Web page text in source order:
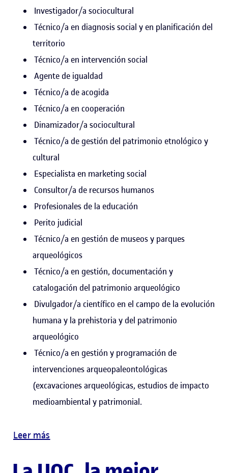
Investigador/a sociocultural
Técnico/a en diagnosis social y en planificación del
territorio
Técnico/a en intervención social
Agente de igualdad
Técnico/a de acogida
Técnico/a en cooperación
Dinamizador/a sociocultural
Técnico/a de gestión del patrimonio etnológico y
cultural
Especialista en marketing social
Consultor/a de recursos humanos
Profesionales de la educación
Perito judicial
Técnico/a en gestión de museos y parques
arqueológicos
Técnico/a en gestión, documentación y
catalogación del patrimonio arqueológico
Divulgador/a científico en el campo de la evolución
humana y la prehistoria y del patrimonio
arqueológico
Técnico/a en gestión y programación de
intervenciones arqueopaleontológicas
(excavaciones arqueológicas, estudios de impacto
medioambiental y patrimonial.
Leer más